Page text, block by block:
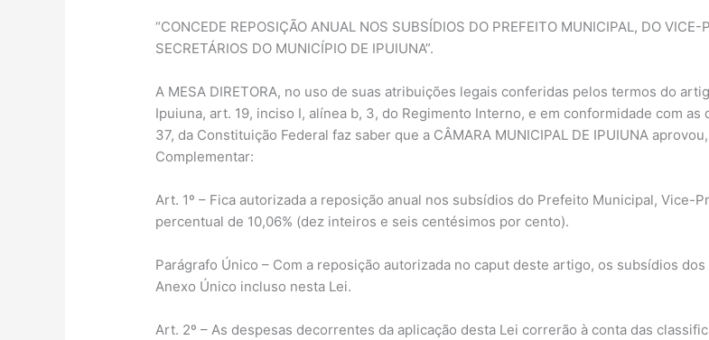
“CONCEDE REPOSIÇÃO ANUAL NOS SUBSÍDIOS DO PREFEITO MUNICIPAL, DO
SECRETÁRIOS DO MUNICÍPIO DE IPUIUNA”.
A MESA DIRETORA, no uso de suas atribuições legais conferidas pelos termos do
Ipuiuna, art. 19, inciso I, alínea b, 3, do Regimento Interno, e em conformidade com
37, da Constituição Federal faz saber que a CÂMARA MUNICIPAL DE IPUIUNA
Complementar:
Art. 1º – Fica autorizada a reposição anual nos subsídios do Prefeito Municipal, Vice-
percentual de 10,06% (dez inteiros e seis centésimos por cento).
Parágrafo Único – Com a reposição autorizada no caput deste artigo, os subsídios
Anexo Único incluso nesta Lei.
Art. 2º – As despesas decorrentes da aplicação desta Lei correrão à conta das